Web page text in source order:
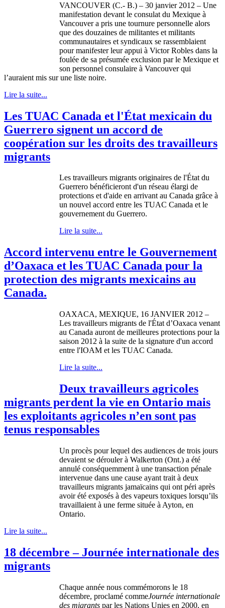
VANCOUVER (C.- B.) – 30 janvier 2012 – Une
manifestation devant le consulat du Mexique à
Vancouver a pris une tournure personnelle alors
que des douzaines de militantes et militants
communautaires et syndicaux se rassemblaient
pour manifester leur appui à Victor Robles dans la
foulée de sa présumée exclusion par le Mexique et
son personnel consulaire à Vancouver qui
l’auraient mis sur une liste noire.
Lire la suite...
Les TUAC Canada et l'État mexicain du
Guerrero signent un accord de
coopération sur les droits des travailleurs
migrants
Les travailleurs migrants originaires de l'Étatdu
Guerrero bénéficieront d'un réseau élargi de
protections etd'aide en arrivantau Canada grâce à
un nouvel accord entre les TUAC Canada et le
gouvernementdu Guerrero.
Lire la suite...
Accord intervenu entre le Gouvernement
d’Oaxaca et les TUAC Canada pour la
protection des migrants mexicains au
Canada.
OAXACA, MEXIQUE, 16 JANVIER 2012 –
Les travailleurs migrants de l'État d’Oaxaca venant
au Canada auront de meilleures protections pour la
saison 2012 à la suite de la signature d'un accord
entre l'IOAM et les TUAC Canada.
Lire la suite...
Deux travailleurs agricoles
migrants perdent la vie en Ontario mais
les exploitants agricoles n’en sont pas
tenus responsables
Un procès pourlequel des audiences de trois jours
devaient se dérouler à Walkerton (Ont.) a été
annulé conséquemment à une transaction pénale
intervenue dans une cause ayant trait à deux
travailleurs migrants jamaïcains qui ont péri après
avoir été exposés à des vapeurs toxiques lorsqu’ils
travaillaient à une ferme située à Ayton, en
Ontario.
Lire la suite...
18 décembre – Journée internationale des
migrants
Chaque année nous commémorons le 18
décembre, proclamé commeJournée internationale
des migrants par les Nations Unies en 2000, en